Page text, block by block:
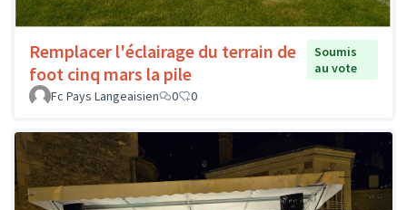
Remplacer l'éclairage du terrain de
foot cinq mars la pile
Soumis
au vote
Fc Pays Langeaisien
0 0